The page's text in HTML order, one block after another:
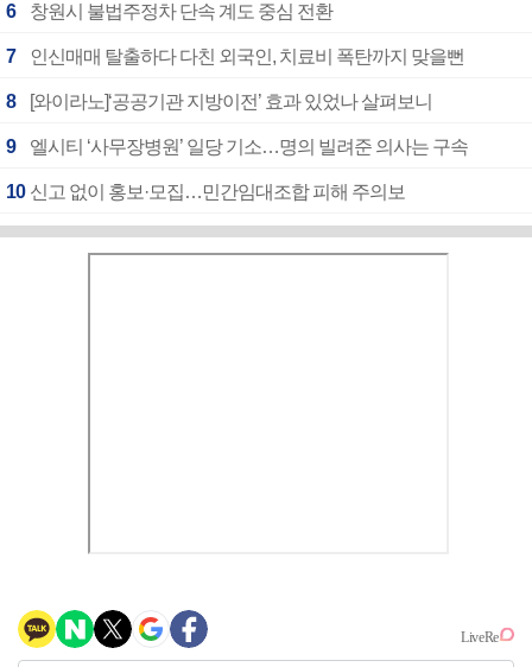
6 창원시 불법주정차 단속 계도 중심 전환
7 인신매매 탈출하다 다친 외국인, 치료비 폭탄까지 맞을뻔
8 [와이라노]‘공공기관 지방이전’ 효과 있었나 살펴보니
9 엘시티 ‘사무장병원’ 일당 기소…명의 빌려준 의사는 구속
10 신고 없이 홍보·모집…민간임대조합 피해 주의보